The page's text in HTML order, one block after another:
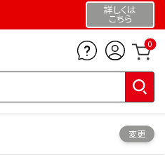
詳しくは
こちら
0
変更